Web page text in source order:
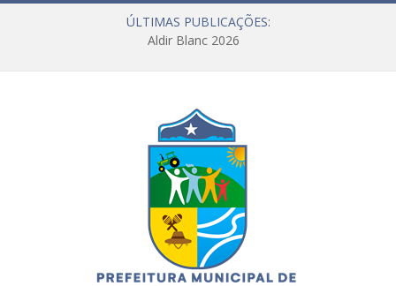
ÚLTIMAS PUBLICAÇÕES:
Aldir Blanc 2026